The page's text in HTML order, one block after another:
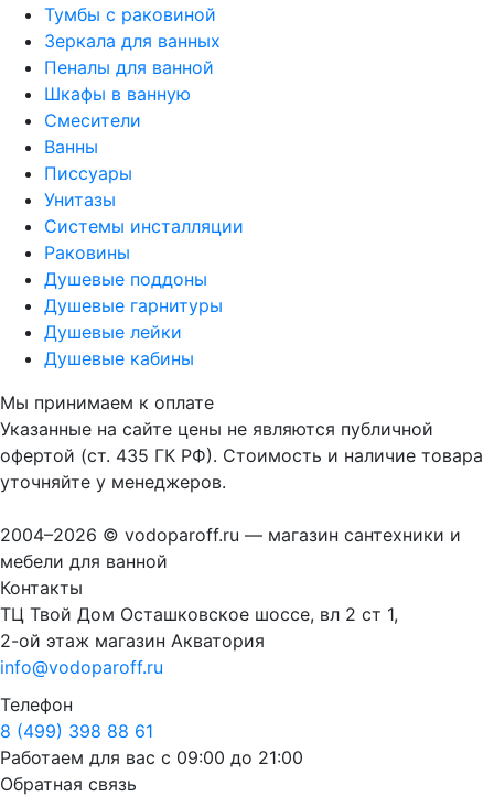
Тумбы с раковиной
Зеркала для ванных
Пеналы для ванной
Шкафы в ванную
Смесители
Ванны
Писсуары
Унитазы
Системы инсталляции
Раковины
Душевые поддоны
Душевые гарнитуры
Душевые лейки
Душевые кабины
Мы принимаем к оплате
Указанные на сайте цены не являются публичной
офертой (ст. 435 ГК РФ). Стоимость и наличие товара
уточняйте у менеджеров.
2004–2026 © vodoparoff.ru — магазин сантехники и
мебели для ванной
Контакты
ТЦ Твой Дом Осташковское шоссе, вл 2 ст 1,
2-ой этаж магазин Акватория
info@vodoparoff.ru
Телефон
8 (499) 398 88 61
Работаем для вас с 09:00 до 21:00
Обратная связь